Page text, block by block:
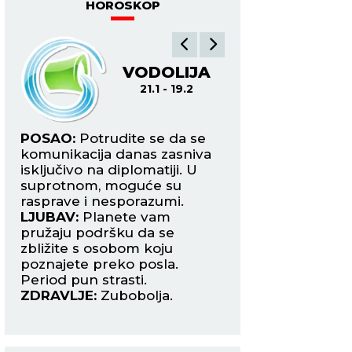
HOROSKOP
VODOLIJA
21.1 - 19.2
POSAO: Potrudite se da se
komunikacija danas zasniva
isključivo na diplomatiji. U
suprotnom, moguće su
rasprave i nesporazumi.
LJUBAV: Planete vam
pružaju podršku da se
zbližite s osobom koju
poznajete preko posla.
Period pun strasti.
ZDRAVLJE: Zubobolja.